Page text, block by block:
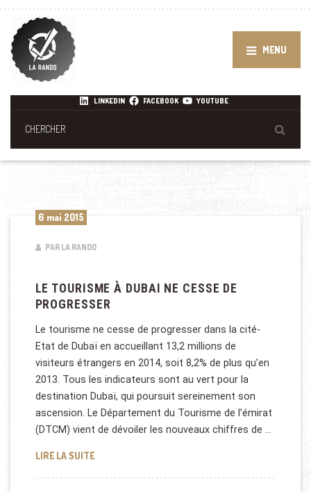
MENU
LINKEDIN FACEBOOK YOUTUBE
6 mai 2015
PAR LA RANDO
LE TOURISME À DUBAI NE CESSE DE
PROGRESSER
Le tourisme ne cesse de progresser dans la cité-
Etat de Dubaï en accueillant 13,2 millions de
visiteurs étrangers en 2014, soit 8,2% de plus qu’en
2013. Tous les indicateurs sont au vert pour la
destination Dubaï, qui poursuit sereinement son
ascension. Le Département du Tourisme de l’émirat
(DTCM) vient de dévoiler les nouveaux chiffres de …
LIRE LA SUITELE TOURISME À DUBAI NE CESSE DE PROGRESSER